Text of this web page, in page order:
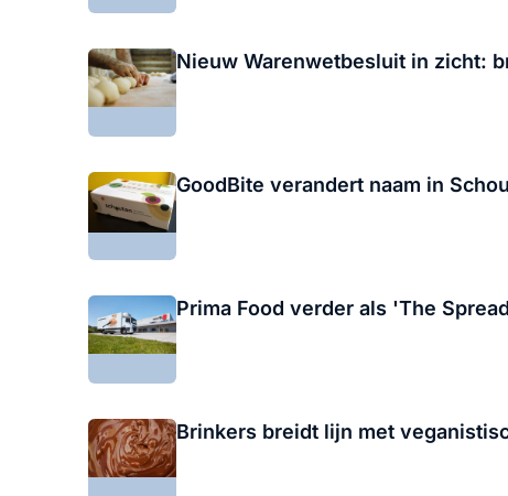
Nieuw Warenwetbesluit in zicht:
GoodBite verandert naam in
Prima Food verder als 'The
Brinkers breidt lijn met